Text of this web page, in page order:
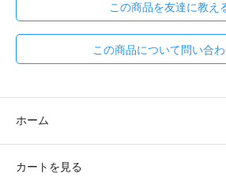
この商品を友達に教え
この商品について問い合
ホーム
カートを見る